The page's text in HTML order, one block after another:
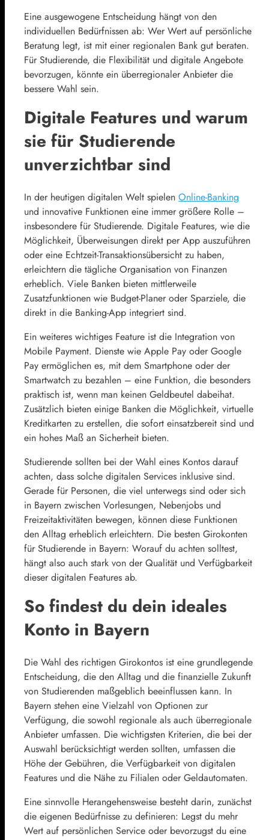
Eine ausgewogene Entscheidung hängt von den
individuellen Bedürfnissen ab: Wer Wert auf persönliche
Beratung legt, ist mit einer regionalen Bank gut beraten.
Für Studierende, die Flexibilität und digitale Angebote
bevorzugen, könnte ein überregionaler Anbieter die
bessere Wahl sein.
Digitale Features und warum
sie für Studierende
unverzichtbar sind
In der heutigen digitalen Welt spielen Online-Banking
und innovative Funktionen eine immer größere Rolle –
insbesondere für Studierende. Digitale Features, wie die
Möglichkeit, Überweisungen direkt per App auszuführen
oder eine Echtzeit-Transaktionsübersicht zu haben,
erleichtern die tägliche Organisation von Finanzen
erheblich. Viele Banken bieten mittlerweile
Zusatzfunktionen wie Budget-Planer oder Sparziele, die
direkt in die Banking-App integriert sind.
Ein weiteres wichtiges Feature ist die Integration von
Mobile Payment. Dienste wie Apple Pay oder Google
Pay ermöglichen es, mit dem Smartphone oder der
Smartwatch zu bezahlen – eine Funktion, die besonders
praktisch ist, wenn man keinen Geldbeutel dabeihat.
Zusätzlich bieten einige Banken die Möglichkeit, virtuelle
Kreditkarten zu erstellen, die sofort einsatzbereit sind und
ein hohes Maß an Sicherheit bieten.
Studierende sollten bei der Wahl eines Kontos darauf
achten, dass solche digitalen Services inklusive sind.
Gerade für Personen, die viel unterwegs sind oder sich
in Bayern zwischen Vorlesungen, Nebenjobs und
Freizeitaktivitäten bewegen, können diese Funktionen
den Alltag erheblich erleichtern. Die besten Girokonten
für Studierende in Bayern: Worauf du achten solltest,
hängt also auch stark von der Qualität und Verfügbarkeit
dieser digitalen Features ab.
So findest du dein ideales
Konto in Bayern
Die Wahl des richtigen Girokontos ist eine grundlegende
Entscheidung, die den Alltag und die finanzielle Zukunft
von Studierenden maßgeblich beeinflussen kann. In
Bayern stehen eine Vielzahl von Optionen zur
Verfügung, die sowohl regionale als auch überregionale
Anbieter umfassen. Die wichtigsten Kriterien, die bei der
Auswahl berücksichtigt werden sollten, umfassen die
Höhe der Gebühren, die Verfügbarkeit von digitalen
Features und die Nähe zu Filialen oder Geldautomaten.
Eine sinnvolle Herangehensweise besteht darin, zunächst
die eigenen Bedürfnisse zu definieren: Legst du mehr
Wert auf persönlichen Service oder bevorzugst du eine